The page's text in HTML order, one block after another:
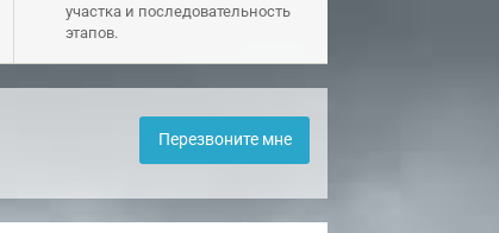
участка и последовательность
этапов.
Перезвоните мне